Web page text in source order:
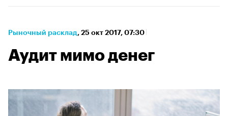
Рыночный расклад⁠, 25 окт 2017, 07:30
Аудит мимо денег